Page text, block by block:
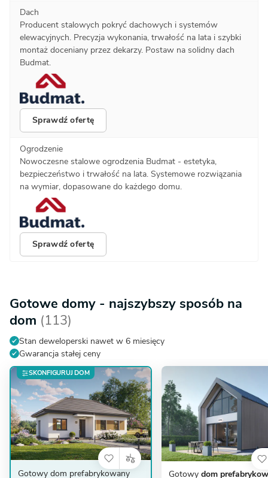
Dach
Producent stalowych pokryć dachowych i systemów
elewacyjnych. Precyzja wykonania, trwałość na lata i szybki
montaż doceniany przez dekarzy. Postaw na solidny dach
Budmat.
Sprawdź ofertę
Ogrodzenie
Nowoczesne stalowe ogrodzenia Budmat - estetyka,
bezpieczeństwo i trwałość na lata. Systemowe rozwiązania
na wymiar, dopasowane do każdego domu.
Sprawdź ofertę
Gotowe domy - najszybszy sposób na
dom (113)
Stan deweloperski nawet w 6 miesięcy
Gwarancja stałej ceny
SKONFIGURUJ DOM
Gotowy dom prefabrykowany Gotowy dom